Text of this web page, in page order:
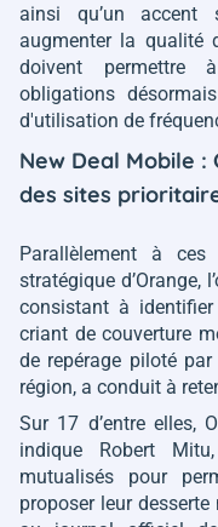
ainsi qu’un
augmenter la qualité
doivent permettre
obligations
d'utilisation de
New Deal Mobile
des sites
Parallèlement à
stratégique d’Orange,
consistant à
criant de couverture
de repérage piloté
région, a conduit à
Sur 17 d’entre elles,
indique Robert
mutualisés pour
proposer leur